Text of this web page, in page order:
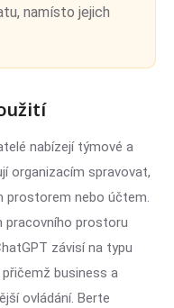
namísto jejich
nabízejí týmové a
organizacím spravovat,
prostorem nebo účtem.
pracovního prostoru
závisí na typu
business a
ovládání. Berte